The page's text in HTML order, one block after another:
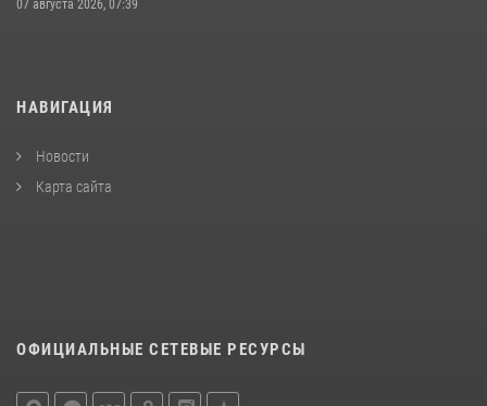
07 августа 2026, 07:39
НАВИГАЦИЯ
Новости
Карта сайта
ОФИЦИАЛЬНЫЕ СЕТЕВЫЕ РЕСУРСЫ